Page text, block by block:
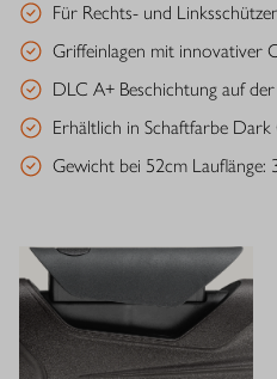
Für Rechts- und
Griffeinlagen mit innovativer
DLC A+ Beschichtung auf
Erhältlich in Schaftfarbe
Gewicht bei 52cm Lauflänge: